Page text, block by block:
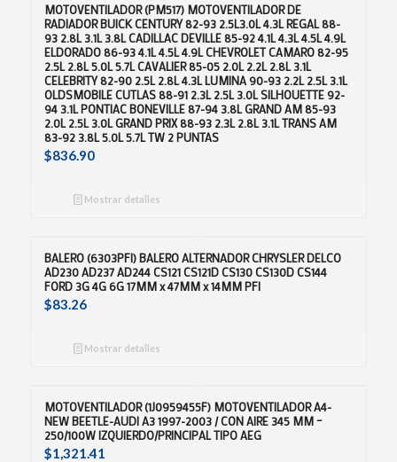
MOTOVENTILADOR (PM517) MOTOVENTILADOR DE
RADIADOR BUICK CENTURY 82-93 2.5L3.0L 4.3L REGAL 88-
93 2.8L 3.1L 3.8L CADILLAC DEVILLE 85-92 4.1L 4.3L 4.5L 4.9L
ELDORADO 86-93 4.1L 4.5L 4.9L CHEVROLET CAMARO 82-95
2.5L 2.8L 5.0L 5.7L CAVALIER 85-05 2.0L 2.2L 2.8L 3.1L
CELEBRITY 82-90 2.5L 2.8L 4.3L LUMINA 90-93 2.2L 2.5L 3.1L
OLDSMOBILE CUTLAS 88-91 2.3L 2.5L 3.0L SILHOUETTE 92-
94 3.1L PONTIAC BONEVILLE 87-94 3.8L GRAND AM 85-93
2.0L 2.5L 3.0L GRAND PRIX 88-93 2.3L 2.8L 3.1L TRANS AM
83-92 3.8L 5.0L 5.7L TW 2 PUNTAS
$836.90
Mostrar detalles
BALERO (6303PFI) BALERO ALTERNADOR CHRYSLER DELCO
AD230 AD237 AD244 CS121 CS121D CS130 CS130D CS144
FORD 3G 4G 6G 17MM x 47MM x 14MM PFI
$83.26
Mostrar detalles
MOTOVENTILADOR (1J0959455F) MOTOVENTILADOR A4-
NEW BEETLE-AUDI A3 1997-2003 / CON AIRE 345 MM –
250/100W IZQUIERDO/PRINCIPAL TIPO AEG
$1,321.41